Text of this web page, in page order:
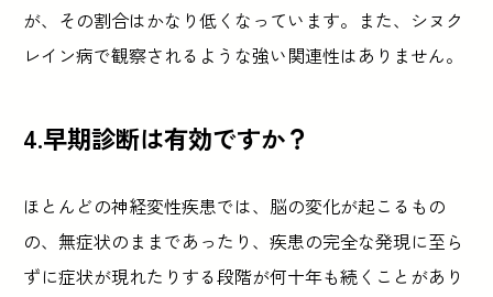
が、その割合はかなり低くなっています。また、シヌク
レイン病で観察されるような強い関連性はありません。
4.早期診断は有効ですか？
ほとんどの神経変性疾患では、脳の変化が起こるもの
の、無症状のままであったり、疾患の完全な発現に至ら
ずに症状が現れたりする段階が何十年も続くことがあり